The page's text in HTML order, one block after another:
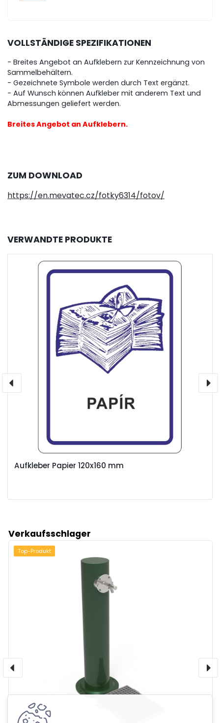
VOLLSTÄNDIGE SPEZIFIKATIONEN
- Breites Angebot an Aufklebern zur Kennzeichnung von
Sammelbehältern.
- Gezeichnete Symbole werden durch Text ergänzt.
- Auf Wunsch können Aufkleber mit anderem Text und
Abmessungen geliefert werden.
Breites Angebot an Aufklebern.
ZUM DOWNLOAD
https://en.mevatec.cz/fotky6314/fotov/
VERWANDTE PRODUKTE
Aufkleber Papier 120x160 mm
Verkaufsschlager
Top-Produkt